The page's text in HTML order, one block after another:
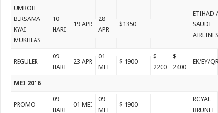
UMROH
BERSAMA
KYAI
MUKHLAS
10
HARI
19 APR
28
APR
$1850
ETIHAD /
SAUDI
REGULER
09
HARI
23 APR
01
MEI
$ 1900
$
2200
$
2400
EK/EY/
MEI 2016
PROMO
09
HARI
01 MEI
09
MEI
$ 1900
ROYAL
BRUNEI